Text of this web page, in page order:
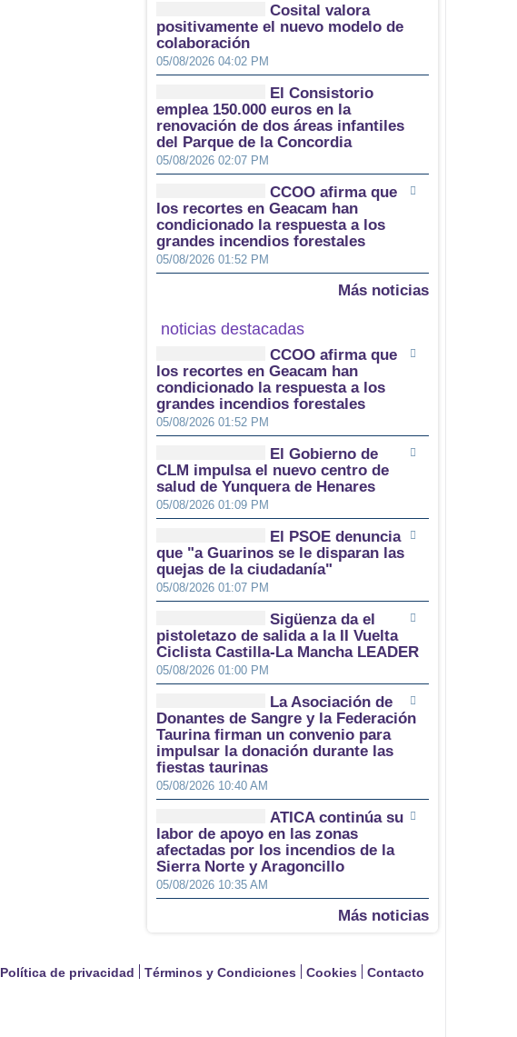
Cosital valora
positivamente el nuevo modelo de
colaboración
05/08/2026 04:02 PM
El Consistorio
emplea 150.000 euros en la
renovación de dos áreas infantiles
del Parque de la Concordia
05/08/2026 02:07 PM
CCOO afirma que
los recortes en Geacam han
condicionado la respuesta a los
grandes incendios forestales
05/08/2026 01:52 PM
Más noticias
noticias destacadas
CCOO afirma que
los recortes en Geacam han
condicionado la respuesta a los
grandes incendios forestales
05/08/2026 01:52 PM
El Gobierno de
CLM impulsa el nuevo centro de
salud de Yunquera de Henares
05/08/2026 01:09 PM
El PSOE denuncia
que "a Guarinos se le disparan las
quejas de la ciudadanía"
05/08/2026 01:07 PM
Sigüenza da el
pistoletazo de salida a la II Vuelta
Ciclista Castilla-La Mancha LEADER
05/08/2026 01:00 PM
La Asociación de
Donantes de Sangre y la Federación
Taurina firman un convenio para
impulsar la donación durante las
fiestas taurinas
05/08/2026 10:40 AM
ATICA continúa su
labor de apoyo en las zonas
afectadas por los incendios de la
Sierra Norte y Aragoncillo
05/08/2026 10:35 AM
Más noticias
Política de privacidad Términos y Condiciones Cookies Contacto